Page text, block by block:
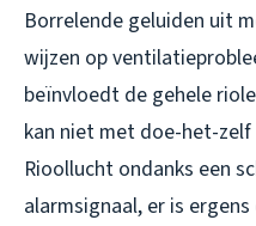
Borrelende geluiden uit
wijzen op
beïnvloedt de gehele
kan niet met doe-het-
Rioollucht ondanks een
alarmsignaal, er is